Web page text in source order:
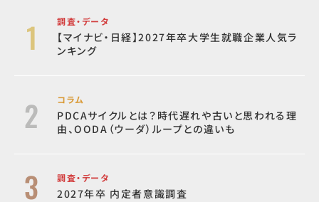
調査・データ
【マイナビ・日経】2027年卒大学生就職企業人気ラ
ンキング
コラム
PDCAサイクルとは？時代遅れや古いと思われる理
由、OODA（ウーダ）ループとの違いも
調査・データ
2027年卒 内定者意識調査